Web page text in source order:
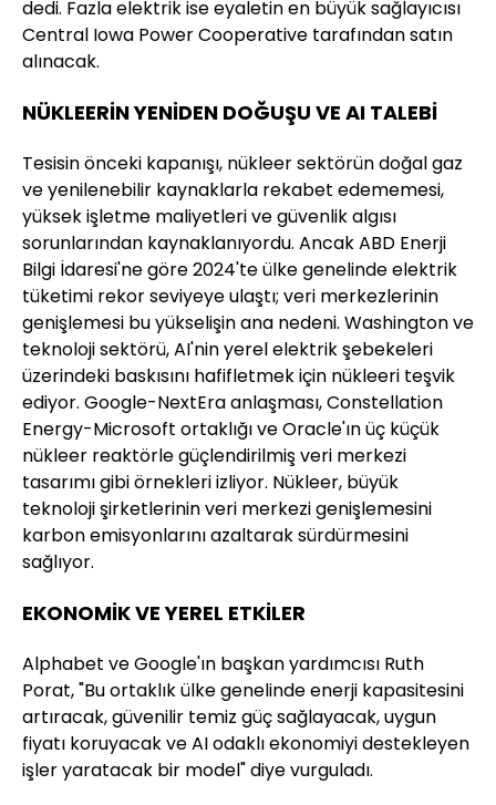
dedi. Fazla elektrik ise eyaletin en büyük sağlayıcısı
Central Iowa Power Cooperative tarafından satın
alınacak.
NÜKLEERİN YENİDEN DOĞUŞU VE AI TALEBİ
Tesisin önceki kapanışı, nükleer sektörün doğal gaz
ve yenilenebilir kaynaklarla rekabet edememesi,
yüksek işletme maliyetleri ve güvenlik algısı
sorunlarından kaynaklanıyordu. Ancak ABD Enerji
Bilgi İdaresi'ne göre 2024'te ülke genelinde elektrik
tüketimi rekor seviyeye ulaştı; veri merkezlerinin
genişlemesi bu yükselişin ana nedeni. Washington ve
teknoloji sektörü, AI'nin yerel elektrik şebekeleri
üzerindeki baskısını hafifletmek için nükleeri teşvik
ediyor. Google-NextEra anlaşması, Constellation
Energy-Microsoft ortaklığı ve Oracle'ın üç küçük
nükleer reaktörle güçlendirilmiş veri merkezi
tasarımı gibi örnekleri izliyor. Nükleer, büyük
teknoloji şirketlerinin veri merkezi genişlemesini
karbon emisyonlarını azaltarak sürdürmesini
sağlıyor.
EKONOMİK VE YEREL ETKİLER
Alphabet ve Google'ın başkan yardımcısı Ruth
Porat, "Bu ortaklık ülke genelinde enerji kapasitesini
artıracak, güvenilir temiz güç sağlayacak, uygun
fiyatı koruyacak ve AI odaklı ekonomiyi destekleyen
işler yaratacak bir model" diye vurguladı.